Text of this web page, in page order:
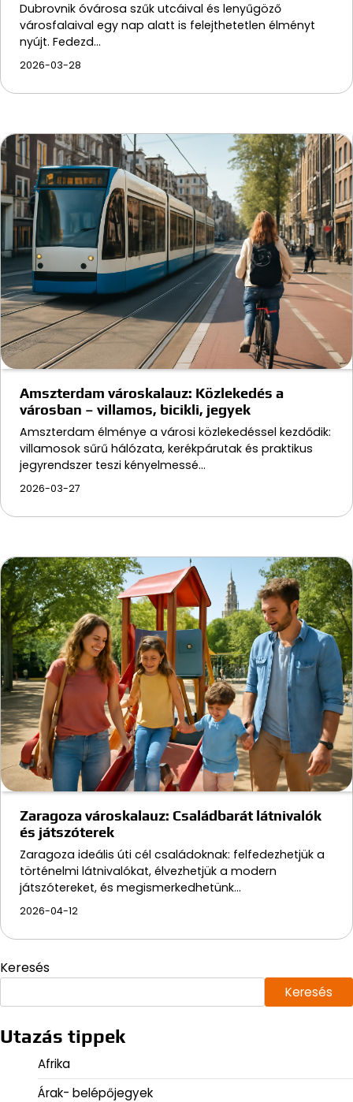
Dubrovnik óvárosa szűk utcáival és lenyűgöző
városfalaival egy nap alatt is felejthetetlen élményt
nyújt. Fedezd…
2026-03-28
Amszterdam városkalauz: Közlekedés a
városban – villamos, bicikli, jegyek
Amszterdam élménye a városi közlekedéssel kezdődik:
villamosok sűrű hálózata, kerékpárutak és praktikus
jegyrendszer teszi kényelmessé…
2026-03-27
Zaragoza városkalauz: Családbarát látnivalók
és játszóterek
Zaragoza ideális úti cél családoknak: felfedezhetjük a
történelmi látnivalókat, élvezhetjük a modern
játszótereket, és megismerkedhetünk…
2026-04-12
Keresés
Keresés
Utazás tippek
Afrika
Árak- belépőjegyek